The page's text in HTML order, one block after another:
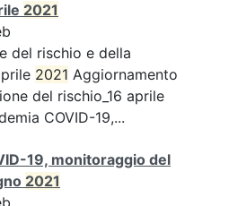
2021
del rischio e della
2021 Aggiornamento
del rischio_16 aprile
COVID-19,...
19, monitoraggio del
2021